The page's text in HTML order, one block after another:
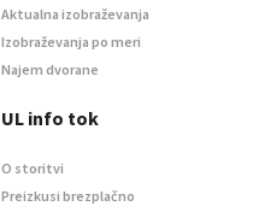
Aktualna izobraževanja
Izobraževanja po meri
Najem dvorane
UL info tok
O storitvi
Preizkusi brezplačno